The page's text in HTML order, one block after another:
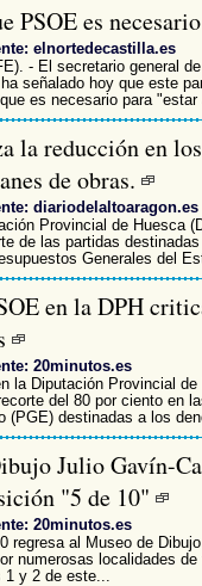
PSOE es
elnortedecastilla.es
- El secretario general
señalado hoy que este
es necesario para "estar
la reducción en
de obras.
diariodelaltoaragon.es
Provincial de Huesca
de las partidas
Generales del
en la DPH
20minutos.es
la Diputación Provincial
del 80 por ciento en
(PGE) destinadas a los
Julio Gavín-
"5 de 10"
20minutos.es
regresa al Museo de
numerosas localidades
y 2 de este...